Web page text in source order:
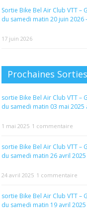
Sortie Bike Bel Air Club VTT
du samedi matin 20 juin 2026
17 juin 2026
Prochaines Sorties
sortie Bike Bel Air Club VTT
du samedi matin 03 mai 2025
1 mai 2025 1 commentaire
sortie Bike Bel Air Club VTT
du samedi matin 26 avril
24 avril 2025 1 commentaire
sortie Bike Bel Air Club VTT
du samedi matin 19 avril